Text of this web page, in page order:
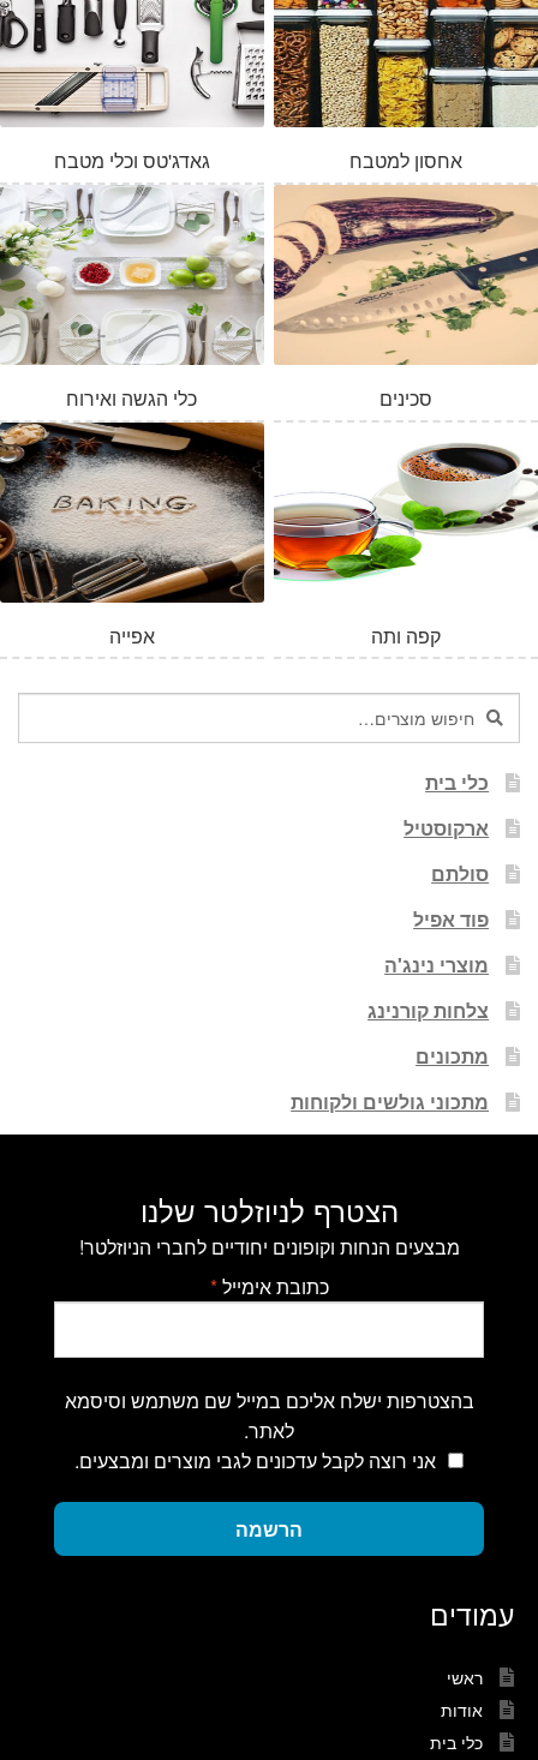
גאדג'טס וכלי מטבח אחסון למטבח
כלי הגשה ואירוח סכינים
אפייה קפה ותה
חיפוש
עבור:
חיפוש
כלי בית
ארקוסטיל
סולתם
פוד אפיל
מוצרי נינג'ה
צלחות קורנינג
מתכונים
מתכוני גולשים ולקוחות
הצטרף לניוזלטר שלנו
מבצעים הנחות וקופונים יחודיים לחברי הניוזלטר!
כתובת אימייל*
בהצטרפות ישלח אליכם במייל שם משתמש וסיסמא
לאתר.
אני רוצה לקבל עדכונים לגבי מוצרים ומבצעים.
הרשמה
עמודים
ראשי
אודות
כלי בית